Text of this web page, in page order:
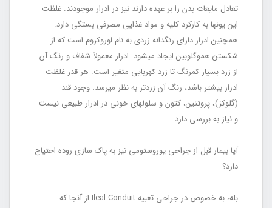
تعادل مایعات بدن را بر عهده دارند نیز در ادرار موجودند. غلظت
این یون‏ها به کارکرد کلیه و مواد غذایی مصرفی بستگی دارد.
هم‏چنین ادرار دارای رنگ‏دانه زردی به نام اوروکروم است که از
شکستن هموگلوبین ایجاد می‏شود. ادرار معمولاً شفاف و رنگ آن
از زرد بسیار کم‏رنگ تا زرد کهربایی متغیر است. هر قدر غلظت
ادرار بیشتر باشد، رنگ آن زردتر به نظر می‏رسد. وجود قند
(گلوکز)، پروتئین، کتون و سلو‏ل‏های خونی در ادرار طبیعی نیست
و نیاز به بررسی دارد.
آیا بیمار قبل از جراحی یوروستومی نیز به پاک سازی روده احتیاج
دارد؟
بله، به خصوص در جراحی تعبیه Ileal Conduit از آن‏جا که